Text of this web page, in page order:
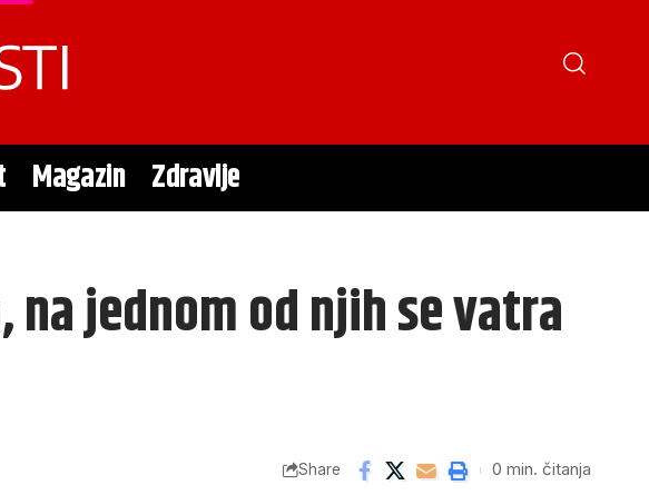
Magazin Zdravlje
jednom od njih se vatra
Share 0 min. čitanja